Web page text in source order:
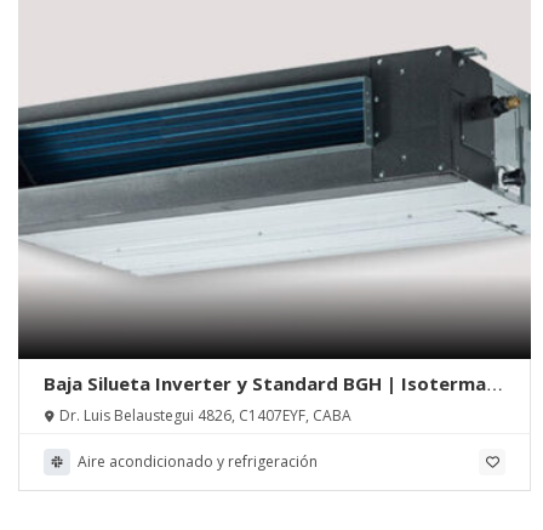
Baja Silueta Inverter y Standard BGH | Isoterma
S.R.L.
Dr. Luis Belaustegui 4826, C1407EYF, CABA
Aire acondicionado y refrigeración